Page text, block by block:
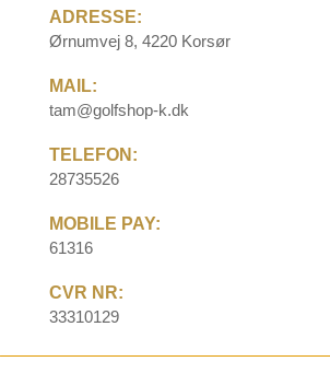
ADRESSE:
Ørnumvej 8, 4220 Korsør
MAIL:
tam@golfshop-k.dk
TELEFON:
28735526
MOBILE PAY:
61316
CVR NR:
33310129